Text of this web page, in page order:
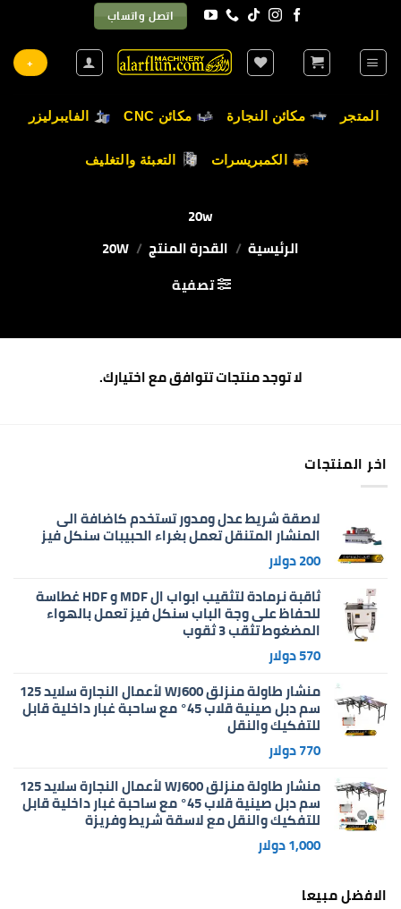
اتصل واتساب
+
المتجر مكائن النجارة مكائن CNC الفايبرليزر
الكمبريسرات التعبئة والتغليف
20w
الرئيسية / القدرة المنتج /
تصفية
لا توجد منتجات تتوافق مع اختيارك.
اخر المنتجات
لاصقة شريط عدل ومدور تستخدم كاضافة الى
المنشار المتنقل تعمل بغراء الحبيبات سنكل فيز
200دولار
ثاقبة نرمادة لتثقيب ابواب ال MDF و HDF غطاسة
للحفاظ على وجة الباب سنكل فيز تعمل بالهواء
المضغوط تثقب 3 ثقوب
570دولار
منشار طاولة منزلق WJ600 لأعمال النجارة سلايد 125
سم دبل صينية قلاب 45° مع ساحبة غبار داخلية قابل
للتفكيك والنقل
770دولار
منشار طاولة منزلق WJ600 لأعمال النجارة سلايد 125
سم دبل صينية قلاب 45° مع ساحبة غبار داخلية قابل
للتفكيك والنقل مع لاسقة شريط وفريزة
1,000دولار
الافضل مبيعا